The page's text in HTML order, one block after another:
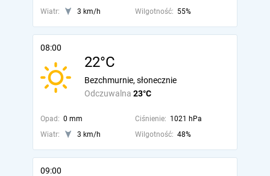
Wiatr: 3 km/h Wilgotność: 55%
08:00
22°C
Odczuwalna 23°C
Bezchmurnie, słonecznie
Opad: 0 mm Ciśnienie: 1021 hPa
Wiatr:
3 km/h Wilgotność: 48%
09:00